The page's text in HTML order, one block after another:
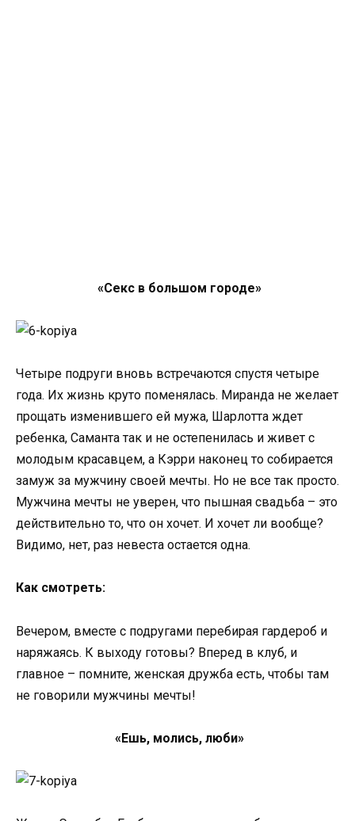
«Секс в большом городе»
Четыре подруги вновь встречаются спустя четыре
года. Их жизнь круто поменялась. Миранда не желает
прощать изменившего ей мужа, Шарлотта ждет
ребенка, Саманта так и не остепенилась и живет с
молодым красавцем, а Кэрри наконец то собирается
замуж за мужчину своей мечты. Но не все так просто.
Мужчина мечты не уверен, что пышная свадьба – это
действительно то, что он хочет. И хочет ли вообще?
Видимо, нет, раз невеста остается одна.
Как смотреть:
Вечером, вместе с подругами перебирая гардероб и
наряжаясь. К выходу готовы? Вперед в клуб, и
главное – помните, женская дружба есть, чтобы там
не говорили мужчины мечты!
«Ешь, молись, люби»